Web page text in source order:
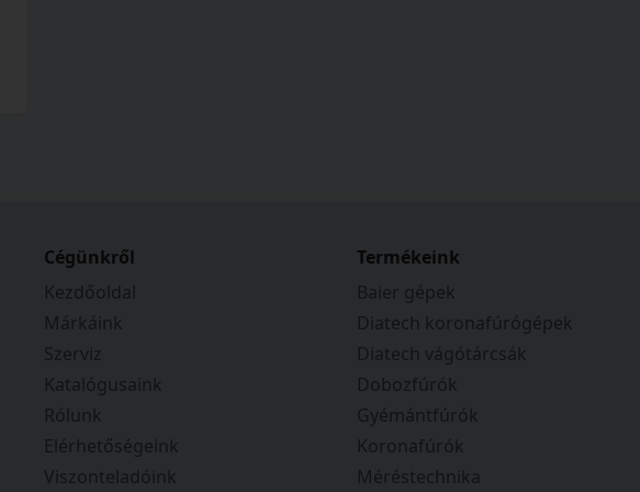
Cégünkről
Kezdőoldal
Márkáink
Szerviz
Katalógusaink
Rólunk
Elérhetőségeink
Viszonteladóink
Termékeink
Baier gépek
Diatech koronafúrógépek
Diatech vágótárcsák
Dobozfúrók
Gyémántfúrók
Koronafúrók
Méréstechnika